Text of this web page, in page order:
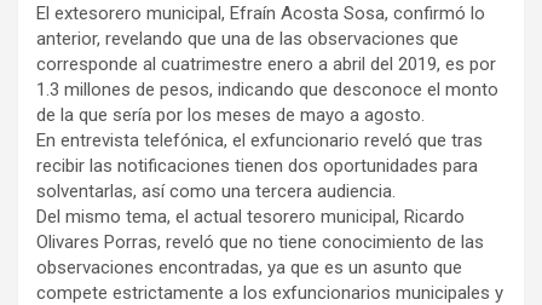
El extesorero municipal, Efraín Acosta Sosa, confirmó lo
anterior, revelando que una de las observaciones que
corresponde al cuatrimestre enero a abril del 2019, es por
1.3 millones de pesos, indicando que desconoce el monto
de la que sería por los meses de mayo a agosto.
En entrevista telefónica, el exfuncionario reveló que tras
recibir las notificaciones tienen dos oportunidades para
solventarlas, así como una tercera audiencia.
Del mismo tema, el actual tesorero municipal, Ricardo
Olivares Porras, reveló que no tiene conocimiento de las
observaciones encontradas, ya que es un asunto que
compete estrictamente a los exfuncionarios municipales y